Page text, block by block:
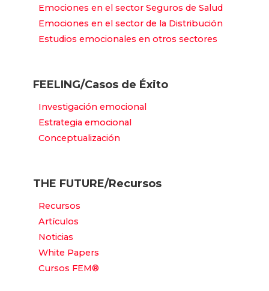
Emociones en el sector Seguros de Salud
Emociones en el sector de la Distribución
Estudios emocionales en otros sectores
FEELING/Casos de Éxito
Investigación emocional
Estrategia emocional
Conceptualización
THE FUTURE/Recursos
Recursos
Artículos
Noticias
White Papers
Cursos FEM®